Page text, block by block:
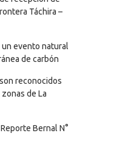
Táchira –
un evento natural
de carbón
reconocidos
de La
Bernal N°